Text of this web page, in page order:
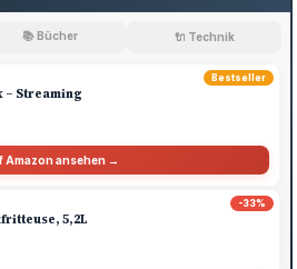
📚 Bücher 🔌 Technik
Bestseller
– Streaming
Amazon ansehen →
-33%
5,2L